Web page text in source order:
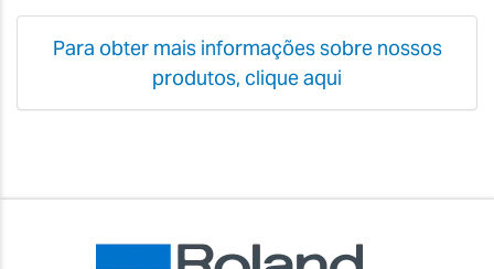
Para obter mais informações sobre nossos
produtos, clique aqui